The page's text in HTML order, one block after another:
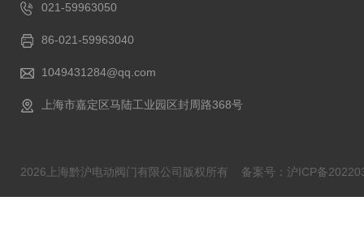
021-59963050
86-021-59963040
1049431284@qq.com
上海市嘉定区马陆工业园区封周路368号
2026上海黔沪电动阀门有限公司版权所有 备案号：沪ICP备